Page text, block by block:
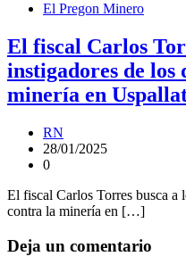
El Pregon Minero
El fiscal Carlos
instigadores de
minería en
RN
28/01/2025
0
El fiscal Carlos Torres busca a
contra la minería en […]
Deja un comentario